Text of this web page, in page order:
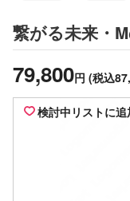
繋がる未来・M
79,800円 (税込
検討中リストに追